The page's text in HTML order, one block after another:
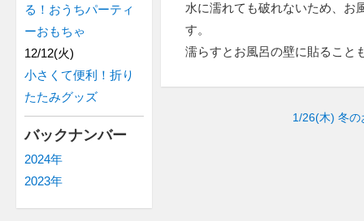
水に濡れても破れないため、お
す。
濡らすとお風呂の壁に貼ること
1/26(木) 冬の
る！おうちパーティ
ーおもちゃ
12/12(火)
小さくて便利！折り
たたみグッズ
バックナンバー
2024年
2023年